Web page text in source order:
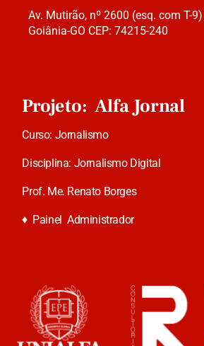
Av. Mutirão, nº 2600 (esq. com T-
Goiânia-GO CEP: 74215-240
Projeto: Alfa Jornal
Curso: Jornalismo
Disciplina: Jornalismo Digital
Prof. Me. Renato Borges
♦ Painel Administrador